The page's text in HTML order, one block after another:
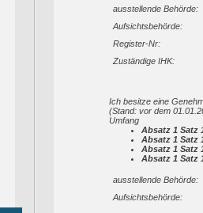
ausstellende Behörde:
Aufsichtsbehörde:
Register-Nr:
Zuständige IHK:
Ich besitze eine
(Stand: vor dem
Umfang
Absatz 1 Satz
Absatz 1 Satz
Absatz 1 Satz
Absatz 1 Satz
ausstellende Behörde:
Aufsichtsbehörde: